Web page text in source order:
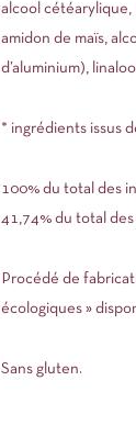
alcool cétéarylique,
amidon de maïs,
d’aluminium),
* ingrédients issus
100% du total des
41,74% du total
Procédé de
écologiques »
Sans gluten.